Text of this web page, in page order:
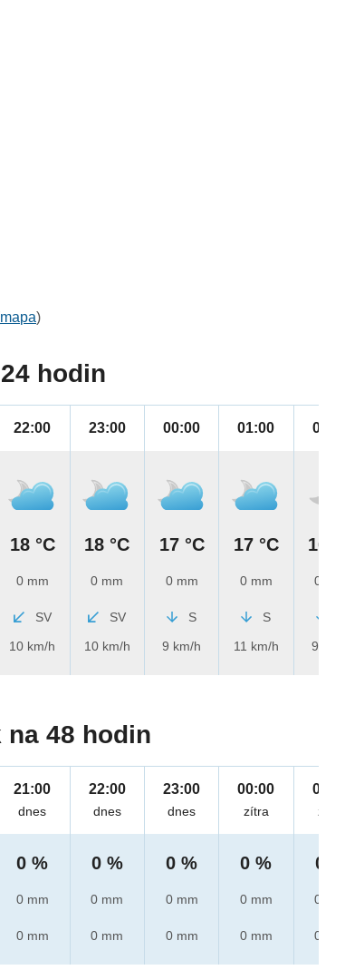
mapa)
hodin
22:00
18 °C
0 mm
SV
10 km/h
23:00
18 °C
0 mm
SV
10 km/h
00:00
17 °C
0 mm
S
9 km/h
01:00
17 °C
0 mm
S
11 km/h
02:00
16 °C
0 mm
9 km/h
48 hodin
21:00
dnes
0 %
0 mm
0 mm
22:00
dnes
0 %
0 mm
0 mm
23:00
dnes
0 %
0 mm
0 mm
00:00
zítra
0 %
0 mm
0 mm
01:00
zítra
0 %
0 mm
0 mm